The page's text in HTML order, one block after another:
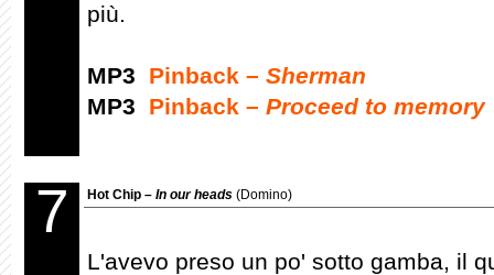
più.
MP3 Pinback – Sherman
MP3
Pinback – Proceed to memory
7 Hot Chip – In our heads (Domino)
L'avevo preso un po' sotto gamba, il